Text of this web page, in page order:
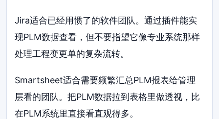
Jira适合已经用惯了的软件团队。通过插件能实
现PLM数据查看，但不要指望它像专业系统那样
处理工程变更单的复杂流转。
Smartsheet适合需要频繁汇总PLM报表给管理
层看的团队。把PLM数据拉到表格里做透视，比
在PLM系统里直接看直观得多。